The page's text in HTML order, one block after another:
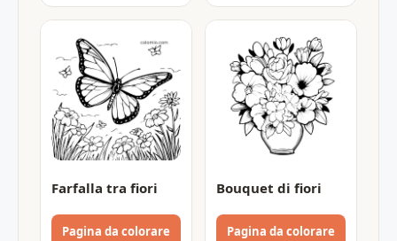
Farfalla tra fiori
Pagina da colorare
Bouquet di fiori
Pagina da colorare